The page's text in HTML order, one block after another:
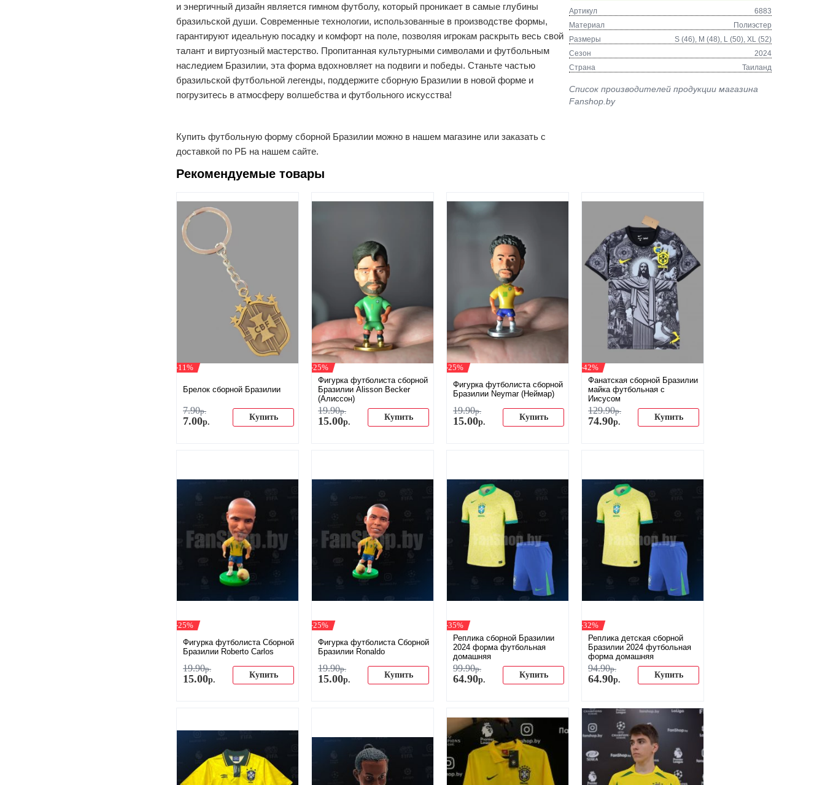
и энергичный дизайн является гимном футболу, который проникает в самые глубины
бразильской души. Современные технологии, использованные в производстве формы,
гарантируют идеальную посадку и комфорт на поле, позволяя игрокам раскрыть весь свой
талант и виртуозный мастерство. Пропитанная культурными символами и футбольным
наследием Бразилии, эта форма вдохновляет на подвиги и победы. Станьте частью
бразильской футбольной легенды, поддержите сборную Бразилии в новой форме и
погрузитесь в атмосферу волшебства и футбольного искусства!
Купить футбольную форму сборной Бразилии можно в нашем магазине или заказать с
доставкой по РБ на нашем сайте.
Артикул
6883
Материал
Полиэстер
Размеры
S (46), M (48), L (50), XL (52)
Сезон
2024
Страна
Таиланд
Список производителей продукции магазина
Fanshop.by
Рекомендуемые товары
-11%
Брелок сборной Бразилии
7.90р.
7.00р. Купить
-25%
Фигурка футболиста сборной
Бразилии Alisson Becker
(Алиссон)
19.90р.
15.00р. Купить
-25%
Фигурка футболиста сборной
Бразилии Neymar (Неймар)
19.90р.
15.00р. Купить
-42%
Фанатская сборной Бразилии
майка футбольная с
Иисусом
129.90р.
74.90р. Купить
-25%
Фигурка футболиста Сборной
Бразилии Roberto Carlos
19.90р.
15.00р. Купить
-25%
Фигурка футболиста Сборной
Бразилии Ronaldo
19.90р.
15.00р. Купить
-35%
Реплика сборной Бразилии
2024 форма футбольная
домашняя
99.90р.
64.90р. Купить
-32%
Реплика детская сборной
Бразилии 2024 футбольная
форма домашняя
94.90р.
64.90р. Купить